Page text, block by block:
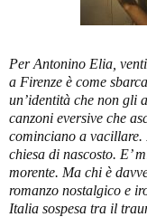
Per Antonino Elia,
a Firenze è come
un’identità che non gli
canzoni eversive che
cominciano a vacillare.
chiesa di nascosto. E’
morente. Ma chi è
romanzo nostalgico e
Italia sospesa tra il